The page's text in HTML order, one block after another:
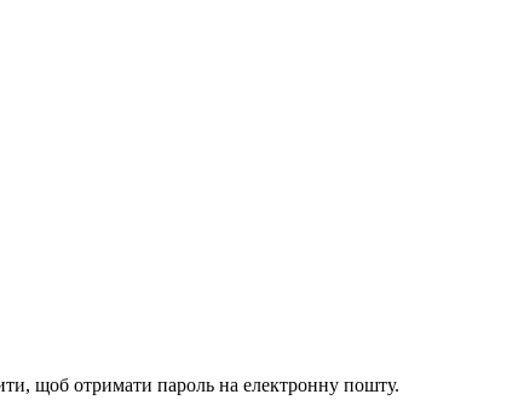
щоб отримати пароль на електронну пошту.